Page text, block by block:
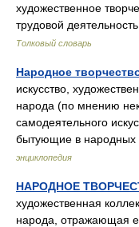
художественное
трудовой
Толковый словарь
Народное
искусство,
народа (по мнению
самодеятельного
бытующие в
энциклопедия
НАРОДНОЕ
художественная
народа, отражающая